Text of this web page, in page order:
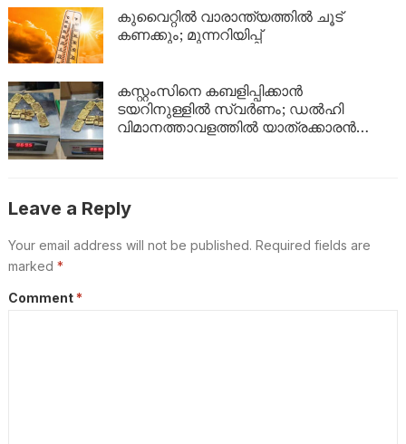
ഇങ്ങനെ
കുവൈറ്റിൽ വാരാന്ത്യത്തിൽ ചൂട്
കണക്കും; മുന്നറിയിപ്പ്
കസ്റ്റംസിനെ കബളിപ്പിക്കാൻ
ടയറിനുള്ളിൽ സ്വർണം; ഡൽഹി
വിമാനത്താവളത്തിൽ യാത്രക്കാരൻ
Leave a Reply
Your email address will not be published. Required fields are
marked *
Comment *